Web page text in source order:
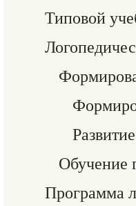
Типовой
Обучение
Программа